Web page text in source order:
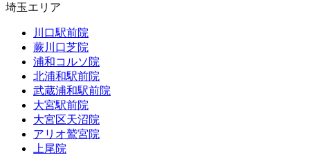
埼玉エリア
川口駅前院
蕨川口芝院
浦和コルソ院
北浦和駅前院
武蔵浦和駅前院
大宮駅前院
大宮区天沼院
アリオ鷲宮院
上尾院